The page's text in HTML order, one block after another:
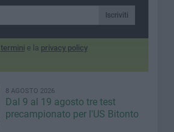
Iscriviti
termini e la privacy policy
8 AGOSTO 2026
Dal 9 al 19 agosto tre test
precampionato per l'US Bitonto